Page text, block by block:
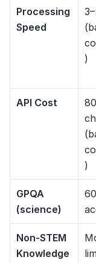
Processing
Speed
)
API Cost
)
GPQA
(science)
Non-STEM
Knowledge